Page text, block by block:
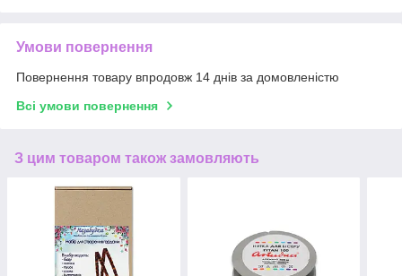
Умови повернення
Повернення товару впродовж 14 днів за домовленістю
Всі умови повернення
З цим товаром також замовляють